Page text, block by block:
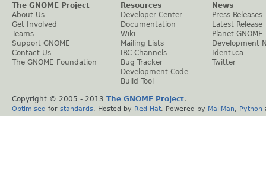
The GNOME Project
About Us
Get Involved
Teams
Support GNOME
Contact Us
The GNOME Foundation
Resources
Developer Center
Documentation
Wiki
Mailing Lists
IRC Channels
Bug Tracker
Development Code
Build Tool
News
Press Releases
Latest Release
Planet GNOME
Development
Identi.ca
Twitter
Copyright © 2005 - 2013 The GNOME Project.
Optimised for standards . Hosted by Red Hat . Powered by MailMan Python